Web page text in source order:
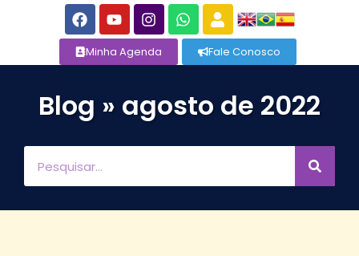
Minha Agenda Fale Conosco
Blog » agosto de 2022